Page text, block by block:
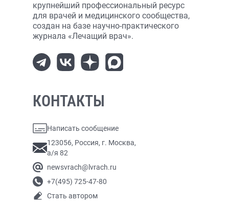
крупнейший профессиональный ресурс
для врачей и медицинского сообщества,
создан на базе научно-практического
журнала «Лечащий врач».
КОНТАКТЫ
Написать сообщение
123056, Россия, г. Москва,
а/я 82
newsvrach@lvrach.ru
+7(495) 725-47-80
Стать автором